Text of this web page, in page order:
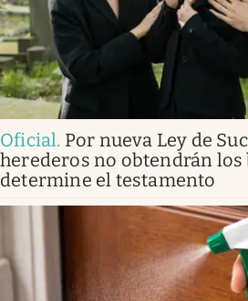
Oficial. Por nueva Ley de
herederos no obtendrán los
determine el testamento